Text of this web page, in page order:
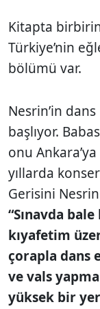
Kitapta
Türkiye’nin
bölümü var.
Nesrin’in
başlıyor.
onu
yıllarda
Gerisini
“Sınavda
kıyafetim
çorapla dans
ve vals
yüksek bir